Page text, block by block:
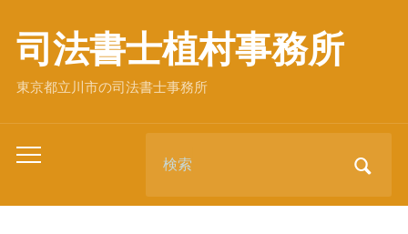
司法書士植村事務所
東京都立川市の司法書士事務所
Toggle
menu
for: